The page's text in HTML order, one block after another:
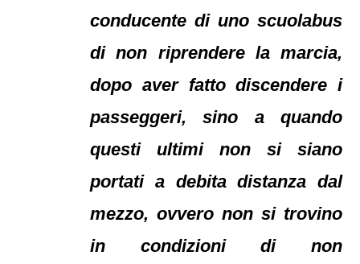
conducente di uno scuolabus
di non riprendere la marcia,
dopo aver fatto discendere i
passeggeri, sino a quando
questi ultimi non si siano
portati a debita distanza dal
mezzo, ovvero non si trovino
in condizioni di non